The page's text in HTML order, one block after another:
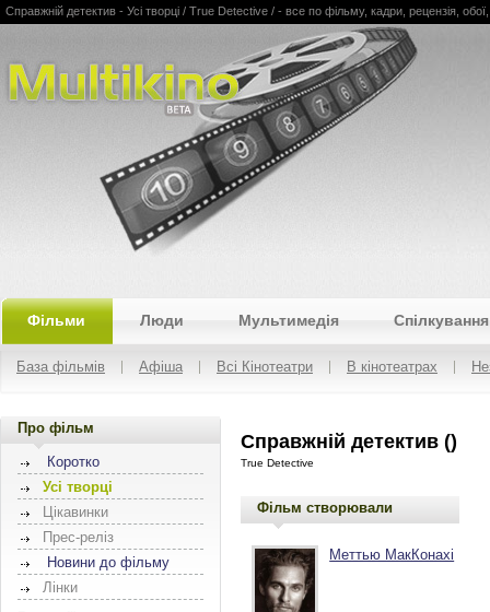
Multikino
Справжній детектив - Усі творці / True Detective / - все по фільму, кадри, рецензія, обої,
Фільми Люди Мультимедія Спілкування
База фільмів Афіша Всі Кінотеатри В кінотеатрах
Про фільм
Коротко
Усі творці
Цікавинки
Прес-реліз
Новини до фільму
Лінки
Справжній детектив ()
True Detective
Фільм створювали
Меттью МакКонахі